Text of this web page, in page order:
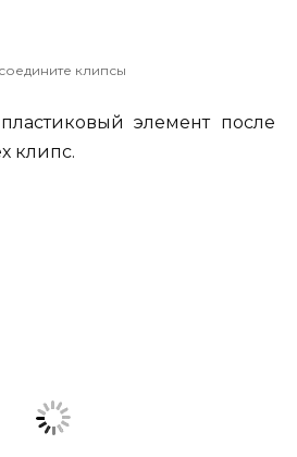
клипсы
элемент после
клипс.